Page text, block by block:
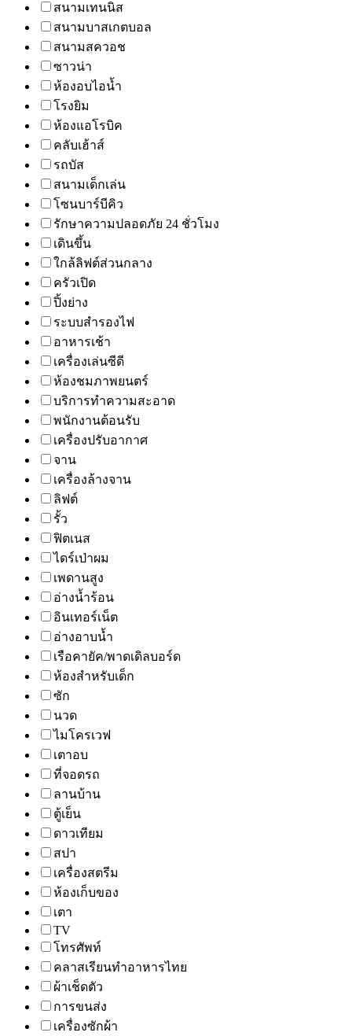
สนามเทนนิส
สนามบาสเกตบอล
สนามสควอช
ซาวน่า
ห้องอบไอน้ำ
โรงยิม
ห้องแอโรบิค
คลับเฮ้าส์
รถบัส
สนามเด็กเล่น
โซนบาร์บีคิว
รักษาความปลอดภัย 24 ชั่วโมง
เดินขึ้น
ใกล้ลิฟต์ส่วนกลาง
ครัวเปิด
ปิ้งย่าง
ระบบสำรองไฟ
อาหารเช้า
เครื่องเล่นซีดี
ห้องชมภาพยนตร์
บริการทำความสะอาด
พนักงานต้อนรับ
เครื่องปรับอากาศ
จาน
เครื่องล้างจาน
ลิฟต์
รั้ว
ฟิตเนส
ไดร์เป่าผม
เพดานสูง
อ่างน้ำร้อน
อินเทอร์เน็ต
อ่างอาบน้ำ
เรือคายัค/พาดเดิลบอร์ด
ห้องสำหรับเด็ก
ซัก
นวด
ไมโครเวฟ
เตาอบ
ที่จอดรถ
ลานบ้าน
ตู้เย็น
ดาวเทียม
สปา
เครื่องสตรีม
ห้องเก็บของ
เตา
TV
โทรศัพท์
คลาสเรียนทำอาหารไทย
ผ้าเช็ดตัว
การขนส่ง
เครื่องซักผ้า